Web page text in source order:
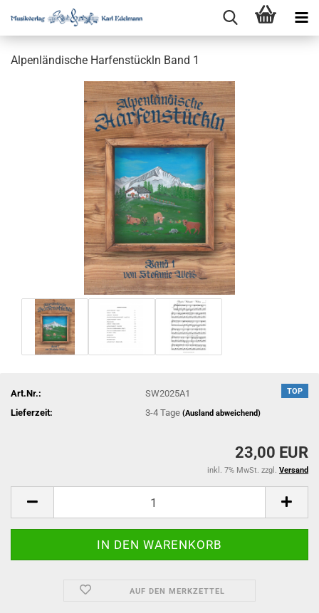
Alpenländische Harfenstückln Band 1
TOP
Art.Nr.:
SW2025A1
Lieferzeit:
3-4 Tage(Ausland abweichend)
23,00 EUR
inkl. 7% MwSt. zzgl. Versand
AUF DEN MERKZETTEL